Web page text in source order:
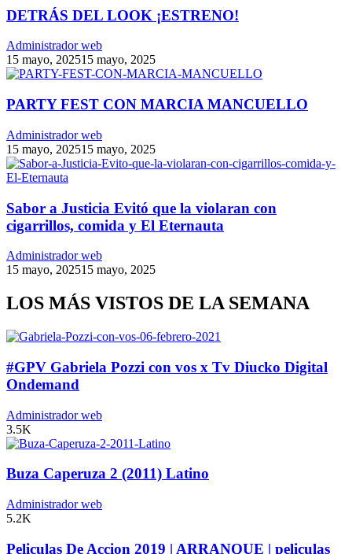
DETRÁS DEL LOOK ¡ESTRENO!
Administrador web
15 mayo, 202515 mayo, 2025
PARTY FEST CON MARCIA MANCUELLO
Administrador web
15 mayo, 202515 mayo, 2025
Sabor a Justicia Evitó que la violaran con
cigarrillos, comida y El Eternauta
Administrador web
15 mayo, 202515 mayo, 2025
LOS MÁS VISTOS DE LA SEMANA
#GPV Gabriela Pozzi con vos x Tv Diucko Digital
Ondemand
Administrador web
3.5K
Buza Caperuza 2 (2011) Latino
Administrador web
5.2K
Peliculas De Accion 2019 | ARRANQUE | peliculas